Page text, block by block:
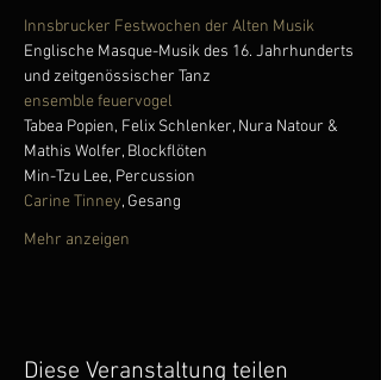
Innsbrucker Festwochen der Alten Musik
Englische Masque-Musik des 16. Jahrhunderts
und zeitgenössischer Tanz
ensemble feuervogel
Tabea Popien, Felix Schlenker, Nura Natour &
Mathis Wolfer, Blockflöten
Min-Tzu Lee, Percussion
Carine Tinney, Gesang
Mehr anzeigen
Diese Veranstaltung teilen